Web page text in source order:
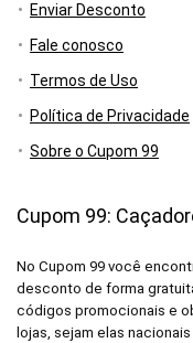
Enviar Desconto
Fale conosco
Termos de Uso
Política de Privacidade
Sobre o Cupom 99
Cupom 99:
No Cupom 99 você
desconto de forma
códigos promocionais e
lojas, sejam elas